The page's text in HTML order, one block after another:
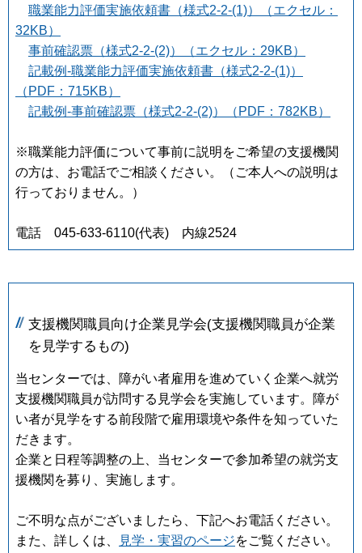
職業能力評価実施依頼書（様式2-2-(1)）（エクセル：
32KB）
事前確認票（様式2-2-(2)）（エクセル：29KB）
記載例-職業能力評価実施依頼書（様式2-2-(1)）
（PDF：715KB）
記載例-事前確認票（様式2-2-(2)）（PDF：782KB）
※職業能力評価について事前に説明をご希望の支援機関
の方は、お電話でご相談ください。（ご本人への説明は
行っておりません。）
電話 045-633-6110(代表) 内線2524
支援機関職員向け企業見学会(支援機関職員が企業
を見学するもの)
当センターでは、障がい者雇用を進めていく企業へ就労
支援機関職員が訪問する見学会を実施しています。障が
い者が見学をする前段階で雇用環境や条件を知っていた
だきます。
企業と日程等調整の上、当センターで参加希望の就労支
援機関を募り、実施します。
ご不明な点がございましたら、下記へお電話ください。
また、詳しくは、
見学・実習のページをご覧ください。